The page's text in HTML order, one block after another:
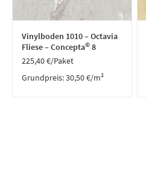
Vinylboden 1010 – Octavia
Fliese – Concepta© 8
225,40€/Paket
Grundpreis:30,50€/m²